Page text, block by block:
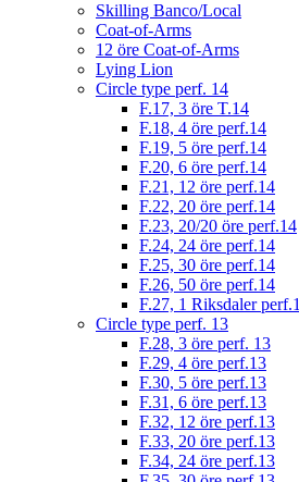
Skilling Banco/Local
Coat-of-Arms
12 öre Coat-of-Arms
Lying Lion
Circle type perf. 14
F.17, 3 öre T.14
F.18, 4 öre perf.14
F.19, 5 öre perf.14
F.20, 6 öre perf.14
F.21, 12 öre perf.14
F.22, 20 öre perf.14
F.23, 20/20 öre perf.14
F.24, 24 öre perf.14
F.25, 30 öre perf.14
F.26, 50 öre perf.14
F.27, 1 Riksdaler
Circle type perf. 13
F.28, 3 öre perf. 13
F.29, 4 öre perf.13
F.30, 5 öre perf.13
F.31, 6 öre perf.13
F.32, 12 öre perf.13
F.33, 20 öre perf.13
F.34, 24 öre perf.13